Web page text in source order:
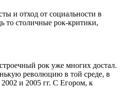
и отход от социальности в
то столичные рок-критики,
рок уже многих достал.
революцию в той среде, в
и 2005 гг. С Егором, к